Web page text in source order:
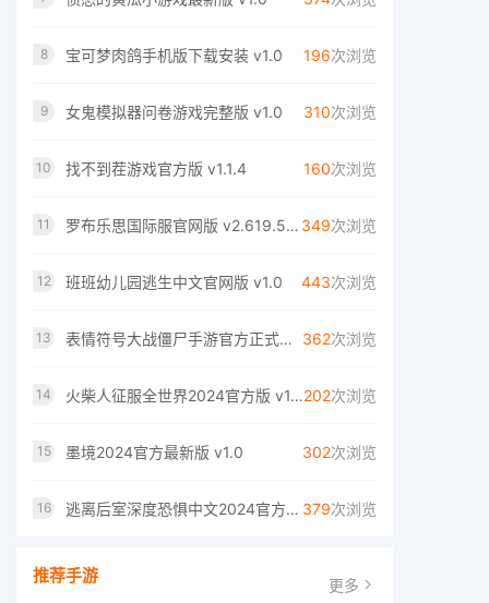
8 宝可梦肉鸽手机版下载安装 v1.0 196次浏览
9 女鬼模拟器问卷游戏完整版 v1.0 310次浏览
10 找不到茬游戏官方版 v1.1.4 160次浏览
11 罗布乐思国际服官网版 v2.619.508 349次浏览
12 班班幼儿园逃生中文官网版 v1.0 443次浏览
13 表情符号大战僵尸手游官方正式版 v2.1.8 362次浏览
14 火柴人征服全世界2024官方版 v1.1.1202次浏览
15 墨境2024官方最新版 v1.0 302次浏览
16 逃离后室深度恐惧中文2024官方版 v1.0 379次浏览
推荐手游 更多